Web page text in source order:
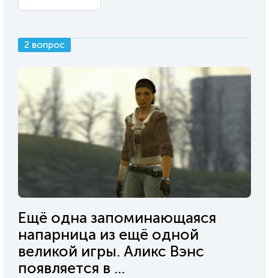
2 вопрос
Ещё одна запоминающаяся
напарница из ещё одной
великой игры. Аликс Вэнс
появляется в ...